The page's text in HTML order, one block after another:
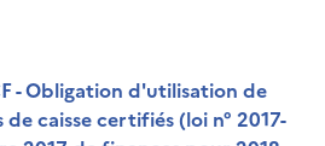
- Obligation d'utilisation de
caisse certifiés (loi n° 2017-